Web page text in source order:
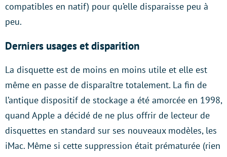
compatibles en natif) pour qu’elle disparaisse peu à
peu.
Derniers usages et disparition
La disquette est de moins en moins utile et elle est
même en passe de disparaître totalement. La fin de
l’antique dispositif de stockage a été amorcée en 1998,
quand Apple a décidé de ne plus offrir de lecteur de
disquettes en standard sur ses nouveaux modèles, les
iMac. Même si cette suppression était prématurée (rien